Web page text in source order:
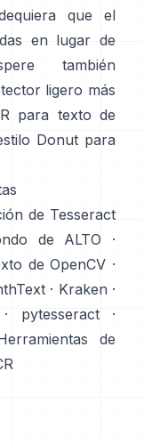
que el
en lugar de
también
ligero más
para texto de
Donut para
de Tesseract
de ALTO ·
de OpenCV ·
· Kraken·
pytesseract·
de